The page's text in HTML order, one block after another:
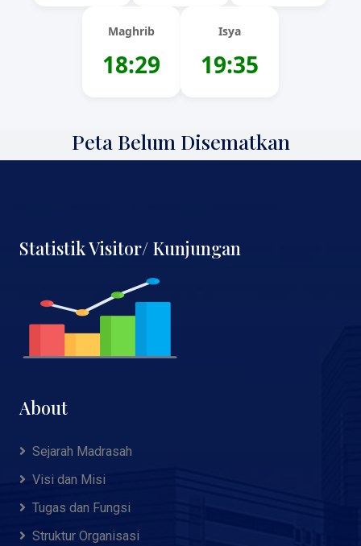
Maghrib
18:29
Isya
19:35
Peta Belum Disematkan
Statistik Visitor/ Kunjungan
About
Sejarah Madrasah
Visi dan Misi
Tugas dan Fungsi
Struktur Organisasi